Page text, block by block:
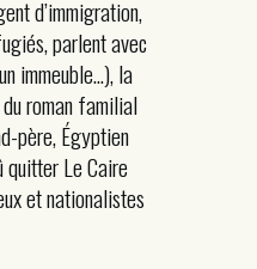
d’immigration,
parlent avec
immeuble…), la
roman familial
père, Égyptien
quitter Le Caire
et nationalistes